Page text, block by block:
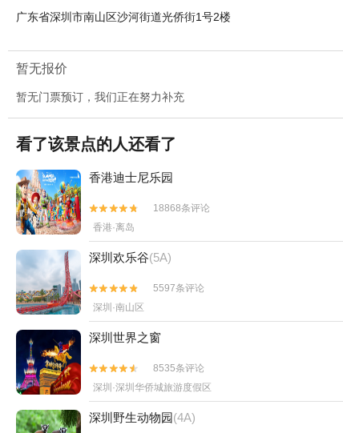
广东省深圳市南山区沙河街道光侨街1号2楼
暂无报价
暂无门票预订，我们正在努力补充
看了该景点的人还看了
香港迪士尼乐园


18868条评论
香港·离岛
深圳欢乐谷(5A)


5597条评论
深圳·南山区
深圳世界之窗


8535条评论
深圳·深圳华侨城旅游度假区
深圳野生动物园(4A)